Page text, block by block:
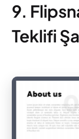
9.
Teklifi